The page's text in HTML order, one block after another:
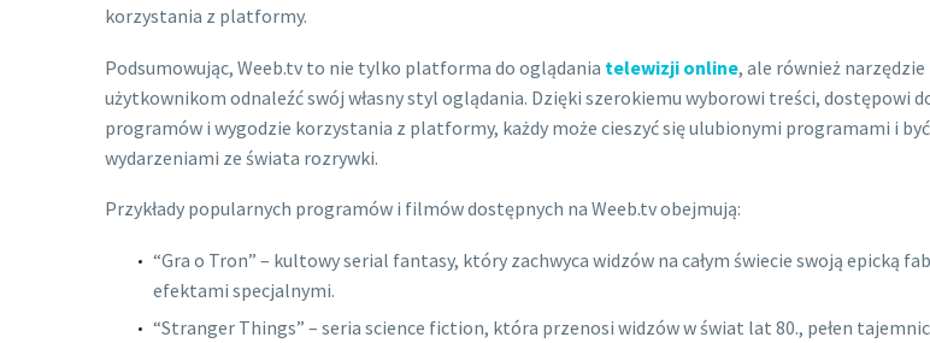
korzystania z platformy.
Podsumowując, Weeb.tv to nie tylko platforma do oglądania telewizji online, ale również
użytkownikom odnaleźć swój własny styl oglądania. Dzięki szerokiemu wyborowi treści, dostępowi
programów i wygodzie korzystania z platformy, każdy może cieszyć się ulubionymi programami i
wydarzeniami ze świata rozrywki.
Przykłady popularnych programów i filmów dostępnych na Weeb.tv obejmują:
“Gra o Tron” – kultowy serial fantasy, który zachwyca widzów na całym świecie swoją epicką
efektami specjalnymi.
“Stranger Things” – seria science fiction, która przenosi widzów w świat lat 80., pełen